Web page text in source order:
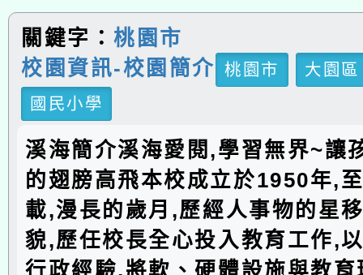
關鍵字：桃園市
校園資訊-校園簡介 桃園市
大園區
國民小學
溪海簡介溪海愛閱,學習無界~讓
的翅膀高飛本校成立於1950年,
載,漫長的歲月,歷經人事物的星
貌,歷任校長全心投入教育工作,
行政經驗,將軟、硬體設施與教